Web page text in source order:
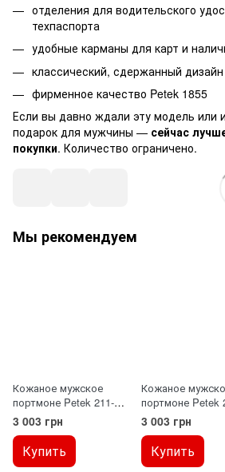
отделения для водительского
техпаспорта
удобные карманы для карт и
классический, сдержанный дизайн
фирменное качество Petek 1855
Если вы давно ждали эту модель или
подарок для мужчины — сейчас
покупки. Количество ограничено.
Мы рекомендуем
Кожаное мужское
портмоне Petek 211-
000-01
3 003 грн
Купить
Кожаное
портмоне Petek
46B-01
3 003 грн
Купить